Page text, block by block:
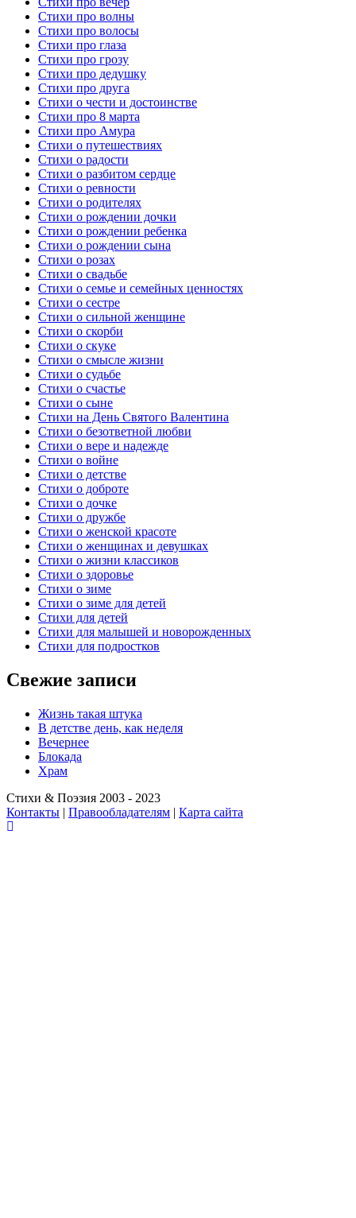
Стихи про волны
Стихи про волосы
Стихи про глаза
Стихи про грозу
Стихи про дедушку
Стихи про друга
Стихи о чести и достоинстве
Стихи про 8 марта
Стихи про Амура
Стихи о путешествиях
Стихи о радости
Стихи о разбитом сердце
Стихи о ревности
Стихи о родителях
Стихи о рождении дочки
Стихи о рождении ребенка
Стихи о рождении сына
Стихи о розах
Стихи о свадьбе
Стихи о семье и семейных ценностях
Стихи о сестре
Стихи о сильной женщине
Стихи о скорби
Стихи о скуке
Стихи о смысле жизни
Стихи о судьбе
Стихи о счастье
Стихи о сыне
Стихи на День Святого Валентина
Стихи о безответной любви
Стихи о вере и надежде
Стихи о войне
Стихи о детстве
Стихи о доброте
Стихи о дочке
Стихи о дружбе
Стихи о женской красоте
Стихи о женщинах и девушках
Стихи о жизни классиков
Стихи о здоровье
Стихи о зиме
Стихи о зиме для детей
Стихи для детей
Стихи для малышей и новорожденных
Стихи для подростков
Свежие записи
Жизнь такая штука
В детстве день, как неделя
Вечернее
Блокада
Храм
Стихи & Поэзия 2003 - 2023
Контакты | Правообладателям | Карта сайта